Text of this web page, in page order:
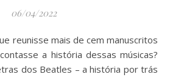
06/04/2022
a história dessas músicas?
dos Beatles – a história por trás